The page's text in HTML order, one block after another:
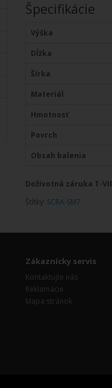
Špecifikácie
Výška
Dĺžka
Šírka
Materiál
Hmotnosť
Povrch
Obsah balenia
Doživotná záruka T-
Štítky: SCRA-SM7
Zákaznícky servis
Kontaktujte nás
Reklamácie
Mapa stránok